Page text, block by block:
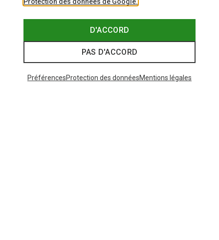
D'ACCORD
PAS D'ACCORD
PréférencesProtection des donnéesMentions légales